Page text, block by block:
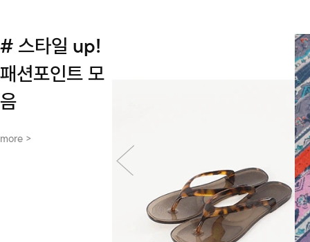
# 스타일 up!
패션포인트 모
음
more >